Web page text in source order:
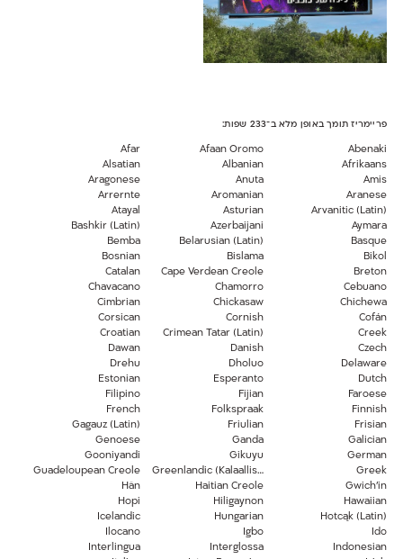
פריימריז תומך באופן מלא ב־233 שפות:
Abenaki
Afaan Oromo
Afar
Afrikaans
Albanian
Alsatian
Amis
Anuta
Aragonese
Aranese
Aromanian
Arrernte
Arvanitic (Latin)
Asturian
Atayal
Aymara
Azerbaijani
Bashkir (Latin)
Basque
Belarusian (Latin)
Bemba
Bikol
Bislama
Bosnian
Breton
Cape Verdean Creole
Catalan
Cebuano
Chamorro
Chavacano
Chichewa
Chickasaw
Cimbrian
Cofán
Cornish
Corsican
Creek
Crimean Tatar (Latin)
Croatian
Czech
Danish
Dawan
Delaware
Dholuo
Drehu
Dutch
Esperanto
Estonian
Faroese
Fijian
Filipino
Finnish
Folkspraak
French
Frisian
Friulian
Gagauz (Latin)
Galician
Ganda
Genoese
German
Gikuyu
Gooniyandi
Greek
Greenlandic (Kalaallisut)
Guadeloupean Creole
Gwich’in
Haitian Creole
Hän
Hawaiian
Hiligaynon
Hopi
Hotcąk (Latin)
Hungarian
Icelandic
Ido
Igbo
Ilocano
Indonesian
Interglossa
Interlingua